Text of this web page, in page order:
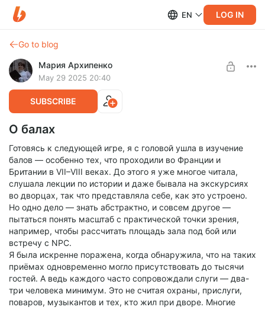
EN LOG IN
Go to blog
Мария Архипенко
May 29 2025 20:40
SUBSCRIBE
О балах
Готовясь к следующей игре, я с головой ушла в изучение
балов — особенно тех, что проходили во Франции и
Британии в VII–VIII веках. До этого я уже многое читала,
слушала лекции по истории и даже бывала на экскурсиях
во дворцах, так что представляла себе, как это устроено.
Но одно дело — знать абстрактно, и совсем другое —
пытаться понять масштаб с практической точки зрения,
например, чтобы рассчитать площадь зала под бой или
встречу с NPC.
Я была искренне поражена, когда обнаружила, что на таких
приёмах одновременно могло присутствовать до тысячи
гостей. А ведь каждого часто сопровождали слуги — два-
три человека минимум. Это не считая охраны, прислуги,
поваров, музыкантов и тех, кто жил при дворе. Многие